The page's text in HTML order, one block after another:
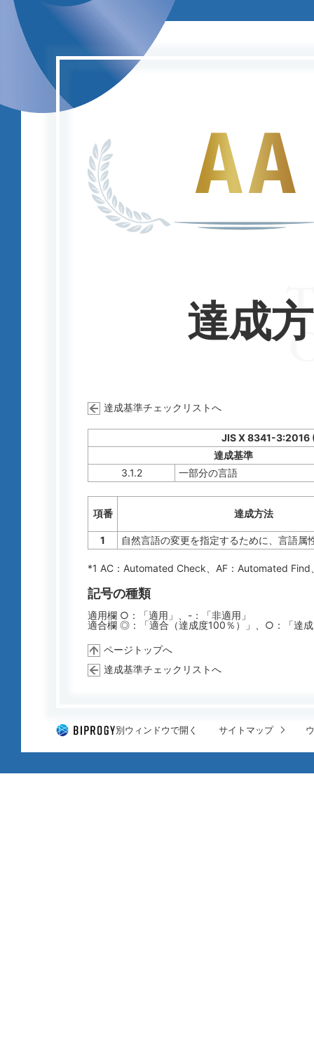
達成
達成基準チェックリストへ
JIS X 8341-
達成基準
3.1.2
一部分の言語
項番 達成方法
1 自然言語の変更を指定するために、言語属
*1 AC： Automated Check 、AF： Automated Find
記号の種類
適用欄 ○：「適用」、-：「非適用」
適合欄 ◎：「適合（達成度100％）」、○：「達
ページトップへ
達成基準チェックリストへ
別ウィンドウで開く サイトマップ